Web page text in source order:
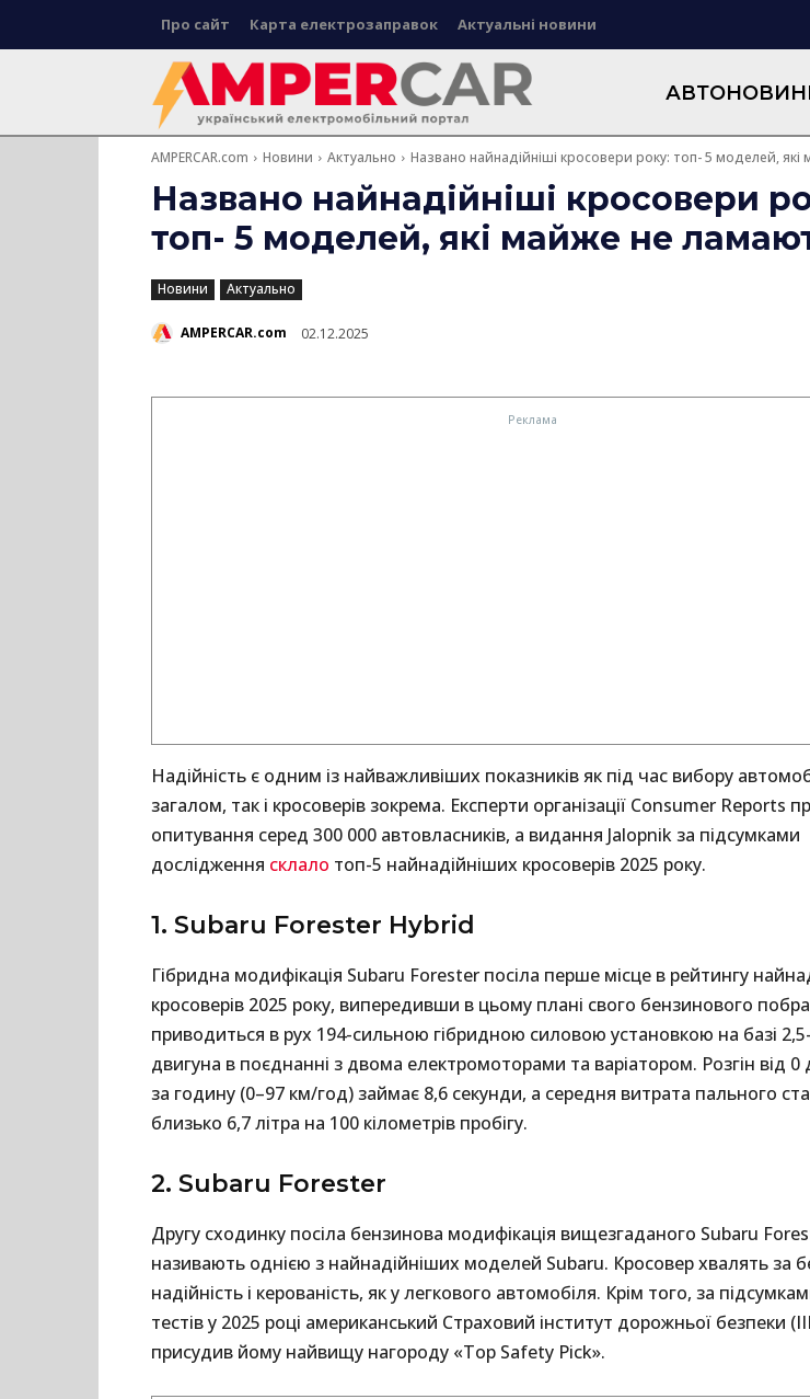
Про сайт Карта електрозаправок Актуальні новини
AMPERCAR.com Новини Актуально Названо найнадійніші кросовери року: топ- 5 моделей, які
Названо найнадійніші кросовери
топ- 5 моделей, які майже не
Новини Актуально
AMPERCAR.com 02.12.2025
Надійність є одним із найважливіших показників як під час вибору
загалом, так і кросоверів зокрема. Експерти організації Consumer Reports
опитування серед 300 000 автовласників, а видання Jalopnik за підсумками
дослідження склало топ-5 найнадійніших кросоверів 2025 року.
1. Subaru Forester Hybrid
Гібридна модифікація Subaru Forester посіла перше місце в рейтингу
кросоверів 2025 року, випередивши в цьому плані свого бензинового
приводиться в рух 194-сильною гібридною силовою установкою на базі
двигуна в поєднанні з двома електромоторами та варіатором. Розгін від
за годину (0–97 км/год) займає 8,6 секунди, а середня витрата пального
близько 6,7 літра на 100 кілометрів пробігу.
2. Subaru Forester
Другу сходинку посіла бензинова модифікація вищезгаданого Subaru
називають однією з найнадійніших моделей Subaru. Кросовер хвалять за
надійність і керованість, як у легкового автомобіля. Крім того, за
тестів у 2025 році американський Страховий інститут дорожньої безпеки
присудив йому найвищу нагороду «Top Safety Pick».